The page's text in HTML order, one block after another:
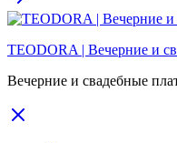
TEODORA | Вечерние и
Вечерние и свадебные